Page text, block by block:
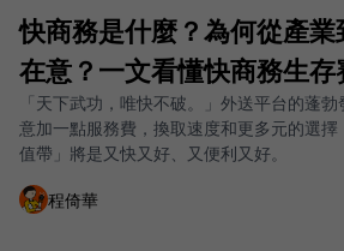
快商務是什麼？為何從產
在意？一文看懂快商務生存
「天下武功，唯快不破。」外送平台的蓬
意加一點服務費，換取速度和更多元的選
值帶」將是又快又好、又便利又好。
程倚華